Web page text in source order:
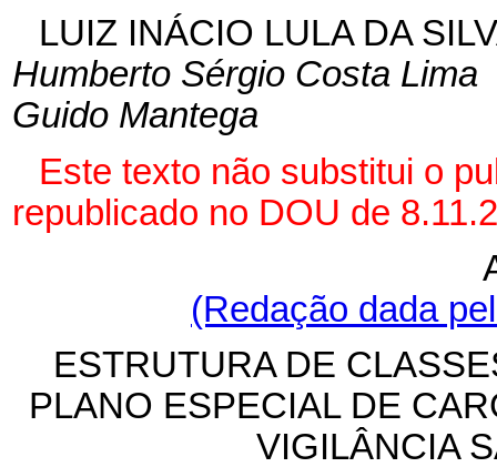
LUIZ INÁCIO LULA DA
Humberto Sérgio Costa Lima
Guido Mantega
Este texto não substitui o
republicado no DOU de
(Redação dada
ESTRUTURA DE
PLANO ESPECIAL DE
VIGILÂNCIA